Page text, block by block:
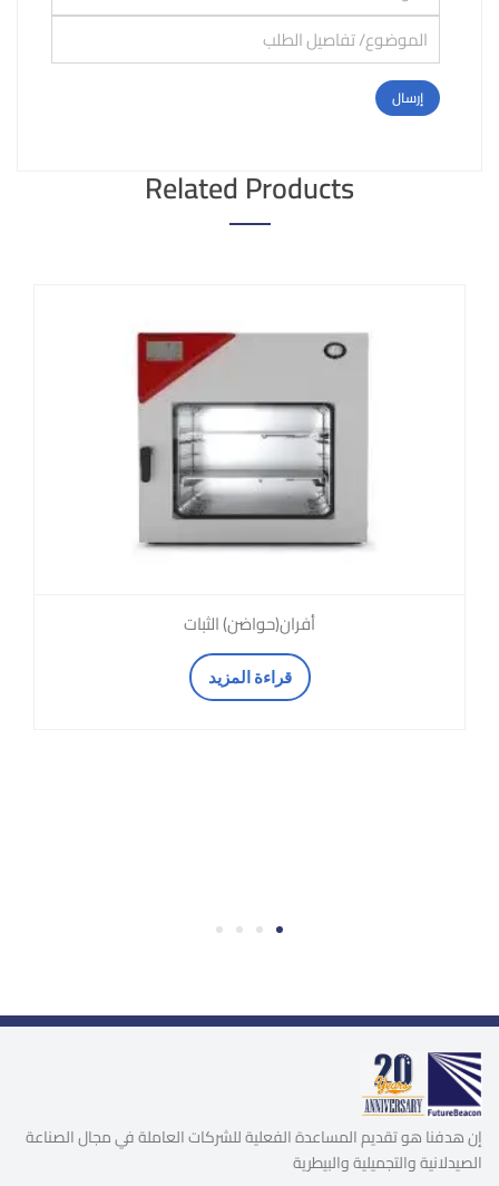
Related Products
أفران(حواضن) الثبات
قراءة المزيد
1
2
3
4
إن هدفنا هو تقديم المساعدة الفعلية للشركات العاملة في مجال الصناعة
الصيدلانية والتجميلية والبيطرية